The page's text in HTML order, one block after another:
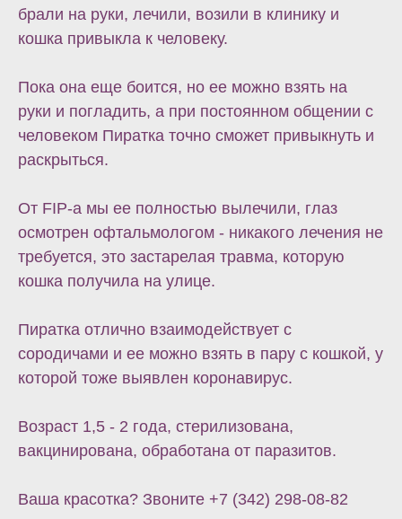
брали на руки, лечили, возили в клинику и
кошка привыкла к человеку.
Пока она еще боится, но ее можно взять на
руки и погладить, а при постоянном общении с
человеком Пиратка точно сможет привыкнуть и
раскрыться.
От FIP-а мы ее полностью вылечили, глаз
осмотрен офтальмологом - никакого лечения не
требуется, это застарелая травма, которую
кошка получила на улице.
Пиратка отлично взаимодействует с
сородичами и ее можно взять в пару с кошкой, у
которой тоже выявлен коронавирус.
Возраст 1,5 - 2 года, стерилизована,
вакцинирована, обработана от паразитов.
Ваша красотка? Звоните +7 (342) 298-08-82